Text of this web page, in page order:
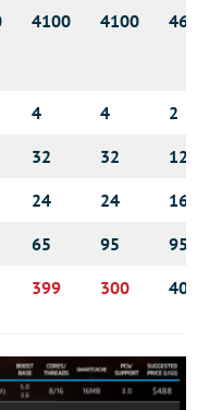
4100 4100
4 4
2
32 32
12
24 24
16
65 95
95
399 300 400